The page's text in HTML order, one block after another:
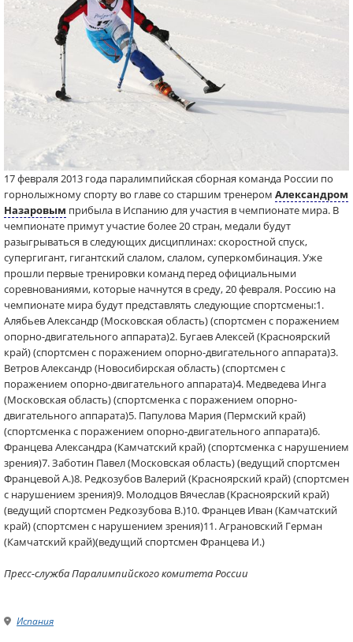
17 февраля 2013 года паралимпийская сборная команда России по
горнолыжному спорту во главе со старшим тренером Александром
Назаровым прибыла в Испанию для участия в чемпионате мира. В
чемпионате примут участие более 20 стран, медали будут
разыгрываться в следующих дисциплинах: скоростной спуск,
супергигант, гигантский слалом, слалом, суперкомбинация. Уже
прошли первые тренировки команд перед официальными
соревнованиями, которые начнутся в среду, 20 февраля. Россию на
чемпионате мира будут представлять следующие спортсмены:1.
Алябьев Александр (Московская область) (спортсмен с поражением
опорно-двигательного аппарата)2. Бугаев Алексей (Красноярский
край) (спортсмен с поражением опорно-двигательного аппарата)3.
Ветров Александр (Новосибирская область) (спортсмен с
поражением опорно-двигательного аппарата)4. Медведева Инга
(Московская область) (спортсменка с поражением опорно-
двигательного аппарата)5. Папулова Мария (Пермский край)
(спортсменка с поражением опорно-двигательного аппарата)6.
Францева Александра (Камчатский край) (спортсменка с нарушением
зрения)7. Заботин Павел (Московская область) (ведущий спортсмен
Францевой А.)8. Редкозубов Валерий (Красноярский край) (спортсмен
с нарушением зрения)9. Молодцов Вячеслав (Красноярский край)
(ведущий спортсмен Редкозубова В.)10. Францев Иван (Камчатский
край) (спортсмен с нарушением зрения)11. Аграновский Герман
(Камчатский край)(ведущий спортсмен Францева И.)
Пресс-служба Паралимпийского комитета России
Испания